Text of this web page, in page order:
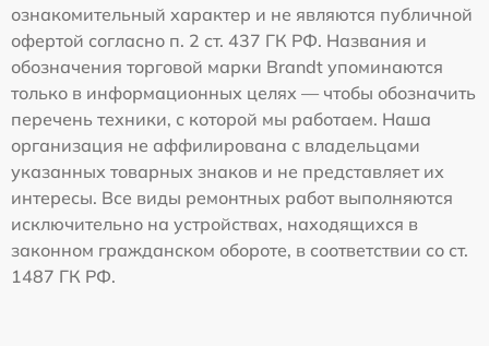
ознакомительный характер и не являются публичной
офертой согласно п. 2 ст. 437 ГК РФ. Названия и
обозначения торговой марки Brandt упоминаются
только в информационных целях — чтобы обозначить
перечень техники, с которой мы работаем. Наша
организация не аффилирована с владельцами
указанных товарных знаков и не представляет их
интересы. Все виды ремонтных работ выполняются
исключительно на устройствах, находящихся в
законном гражданском обороте, в соответствии со ст.
1487 ГК РФ.